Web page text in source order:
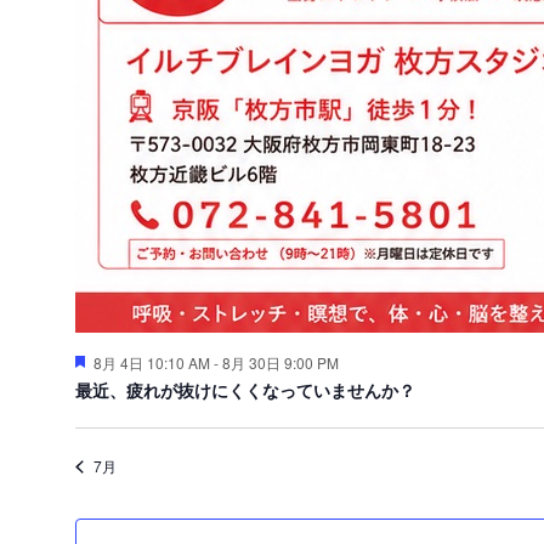
注
目
8月 4日 10:10 AM -8月 30日 9:00 PM
最近、疲れが抜けにくくなっていませんか？
7月